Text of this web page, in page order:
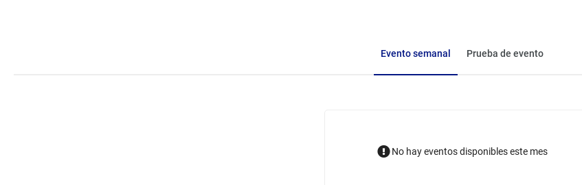
Evento semanal Prueba de evento
No hay eventos disponibles este mes